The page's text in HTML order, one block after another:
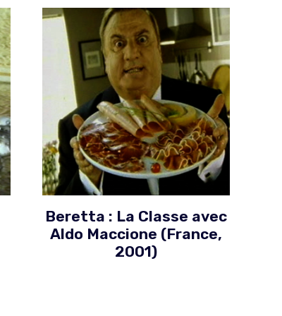
Beretta : La Classe avec
Aldo Maccione (France,
2001)